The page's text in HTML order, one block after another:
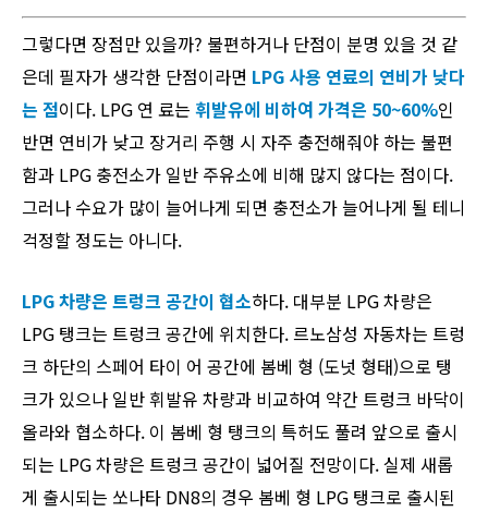
그렇다면 장점만 있을까? 불편하거나 단점이 분명 있을 것 같
은데 필자가 생각한 단점이라면 LPG 사용 연료의 연비가 낮다
는 점이다. LPG 연 료는 휘발유에 비하여 가격은 50~60%인
반면 연비가 낮고 장거리 주행 시 자주 충전해줘야 하는 불편
함과 LPG 충전소가 일반 주유소에 비해 많지 않다는 점이다.
그러나 수요가 많이 늘어나게 되면 충전소가 늘어나게 될 테니
걱정할 정도는 아니다.
LPG 차량은 트렁크 공간이 협소하다. 대부분 LPG 차량은
LPG 탱크는 트렁크 공간에 위치한다. 르노삼성 자동차는 트렁
크 하단의 스페어 타이 어 공간에 봄베 형 (도넛 형태)으로 탱
크가 있으나 일반 휘발유 차량과 비교하여 약간 트렁크 바닥이
올라와 협소하다. 이 봄베 형 탱크의 특허도 풀려 앞으로 출시
되는 LPG 차량은 트렁크 공간이 넓어질 전망이다. 실제 새롭
게 출시되는 쏘나타 DN8의 경우 봄베 형 LPG 탱크로 출시된